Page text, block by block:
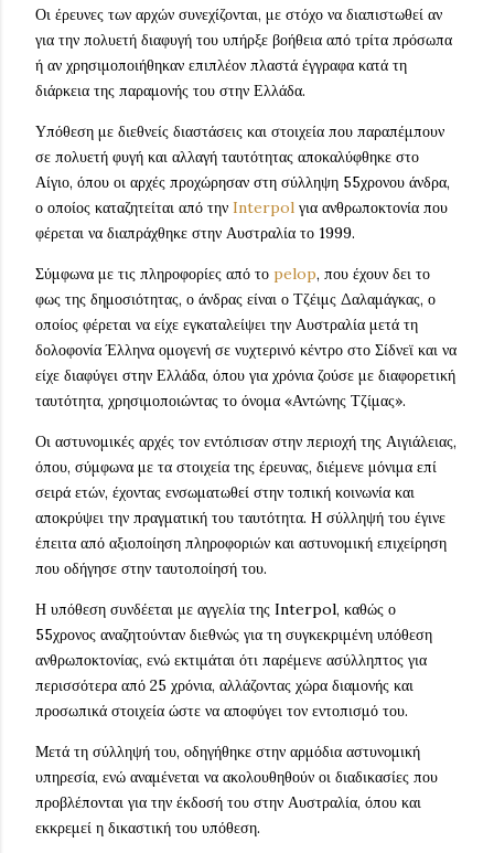
Οι έρευνες των αρχών συνεχίζονται, με στόχο να διαπιστωθεί αν
για την πολυετή διαφυγή του υπήρξε βοήθεια από τρίτα πρόσωπα
ή αν χρησιμοποιήθηκαν επιπλέον πλαστά έγγραφα κατά τη
διάρκεια της παραμονής του στην Ελλάδα.
Υπόθεση με διεθνείς διαστάσεις και στοιχεία που παραπέμπουν
σε πολυετή φυγή και αλλαγή ταυτότητας αποκαλύφθηκε στο
Αίγιο, όπου οι αρχές προχώρησαν στη σύλληψη 55χρονου άνδρα,
ο οποίος καταζητείται από την Interpol για ανθρωποκτονία που
φέρεται να διαπράχθηκε στην Αυστραλία το 1999.
Σύμφωνα με τις πληροφορίες από το pelop, που έχουν δει το
φως της δημοσιότητας, ο άνδρας είναι ο Τζέιμς Δαλαμάγκας, ο
οποίος φέρεται να είχε εγκαταλείψει την Αυστραλία μετά τη
δολοφονία Έλληνα ομογενή σε νυχτερινό κέντρο στο Σίδνεϊ και να
είχε διαφύγει στην Ελλάδα, όπου για χρόνια ζούσε με διαφορετική
ταυτότητα, χρησιμοποιώντας το όνομα «Αντώνης Τζίμας».
Οι αστυνομικές αρχές τον εντόπισαν στην περιοχή της Αιγιάλειας,
όπου, σύμφωνα με τα στοιχεία της έρευνας, διέμενε μόνιμα επί
σειρά ετών, έχοντας ενσωματωθεί στην τοπική κοινωνία και
αποκρύψει την πραγματική του ταυτότητα. Η σύλληψή του έγινε
έπειτα από αξιοποίηση πληροφοριών και αστυνομική επιχείρηση
που οδήγησε στην ταυτοποίησή του.
Η υπόθεση συνδέεται με αγγελία της Interpol, καθώς ο
55χρονος αναζητούνταν διεθνώς για τη συγκεκριμένη υπόθεση
ανθρωποκτονίας, ενώ εκτιμάται ότι παρέμενε ασύλληπτος για
περισσότερα από 25 χρόνια, αλλάζοντας χώρα διαμονής και
προσωπικά στοιχεία ώστε να αποφύγει τον εντοπισμό του.
Μετά τη σύλληψή του, οδηγήθηκε στην αρμόδια αστυνομική
υπηρεσία, ενώ αναμένεται να ακολουθηθούν οι διαδικασίες που
προβλέπονται για την έκδοσή του στην Αυστραλία, όπου και
εκκρεμεί η δικαστική του υπόθεση.